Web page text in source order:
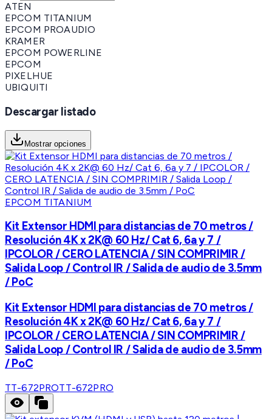
ATEN
EPCOM TITANIUM
EPCOM PROAUDIO
KRAMER
EPCOM POWERLINE
EPCOM
PIXELHUE
UBIQUITI
Descargar listado
Mostrar opciones
EPCOM TITANIUM
Kit Extensor HDMI para distancias de 70 metros /
Resolución 4K x 2K@ 60 Hz/ Cat 6, 6a y 7 /
IPCOLOR / CERO LATENCIA / SIN COMPRIMIR /
Salida Loop / Control IR / Salida de audio de 3.5mm
/ PoC
Kit Extensor HDMI para distancias de 70 metros /
Resolución 4K x 2K@ 60 Hz/ Cat 6, 6a y 7 /
IPCOLOR / CERO LATENCIA / SIN COMPRIMIR /
Salida Loop / Control IR / Salida de audio de 3.5mm
/ PoC
TT-672PROTT-672PRO